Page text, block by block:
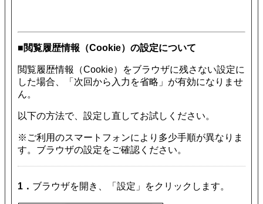
■閲覧履歴情報（Cookie）の設定について
閲覧履歴情報（Cookie）をブラウザに残さない設定に
した場合、「次回から入力を省略」が有効になりませ
ん。
以下の方法で、設定し直してお試しください。
※ご利用のスマートフォンにより多少手順が異なりま
す。ブラウザの設定をご確認ください。
1． ブラウザを開き、「設定」をクリックします。